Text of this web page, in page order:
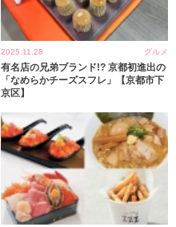
2025.11.28 グルメ
有名店の兄弟ブランド!? 京都初進出の
「なめらかチーズスフレ」【京都市下
京区】